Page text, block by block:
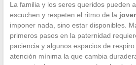
La familia y los seres queridos pueden
escuchen y respeten el ritmo de la
imponer nada, sino estar disponibles.
primeros pasos en la paternidad
paciencia y algunos espacios de
atención mínima la que cambia